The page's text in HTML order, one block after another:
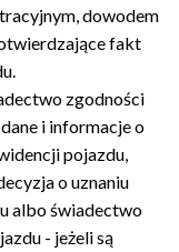
dowodem
fakt
zgodności
i informacje o
pojazdu,
o uznaniu
albo świadectwo
- jeżeli są